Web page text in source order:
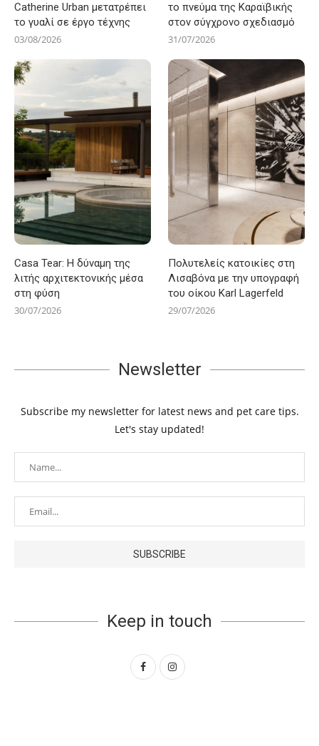
Catherine Urban μετατρέπει
το γυαλί σε έργο τέχνης
03/08/2026
το πνεύμα της Καραϊβικής
στον σύγχρονο σχεδιασμό
31/07/2026
Casa Tear: Η δύναμη της
λιτής αρχιτεκτονικής μέσα
στη φύση
30/07/2026
Πολυτελείς κατοικίες στη
Λισαβόνα με την υπογραφή
του οίκου Karl Lagerfeld
29/07/2026
Newsletter
Subscribe my newsletter for latest news and pet care tips.
Let's stay updated!
Keep in touch